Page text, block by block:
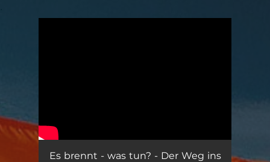
Es brennt - was tun? - Der Weg ins